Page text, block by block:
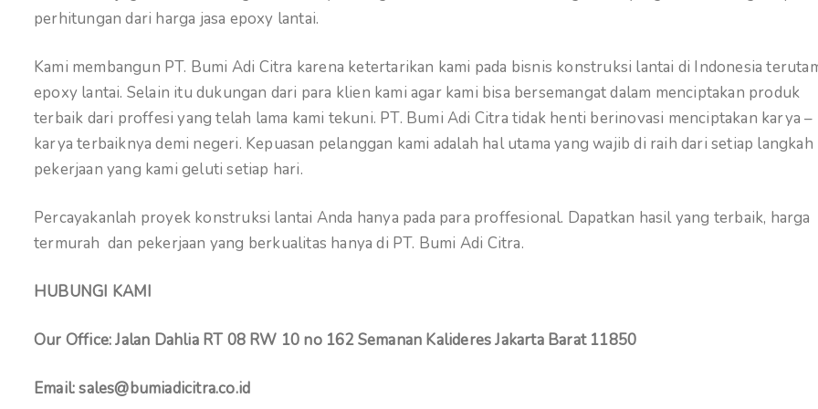
perhitungan dari harga jasa epoxy lantai.
Kami membangun PT. Bumi Adi Citra karena ketertarikan kami pada bisnis konstruksi lantai di Indonesia
epoxy lantai. Selain itu dukungan dari para klien kami agar kami bisa bersemangat dalam menciptakan produk
terbaik dari proffesi yang telah lama kami tekuni. PT. Bumi Adi Citra tidak henti berinovasi menciptakan karya –
karya terbaiknya demi negeri. Kepuasan pelanggan kami adalah hal utama yang wajib di raih dari setiap langkah
pekerjaan yang kami geluti setiap hari.
Percayakanlah proyek konstruksi lantai Anda hanya pada para proffesional. Dapatkan hasil yang terbaik, harga
termurah dan pekerjaan yang berkualitas hanya di PT. Bumi Adi Citra.
HUBUNGI KAMI
Our Office: Jalan Dahlia RT 08 RW 10 no 162 Semanan Kalideres Jakarta Barat 11850
Email: sales@bumiadicitra.co.id